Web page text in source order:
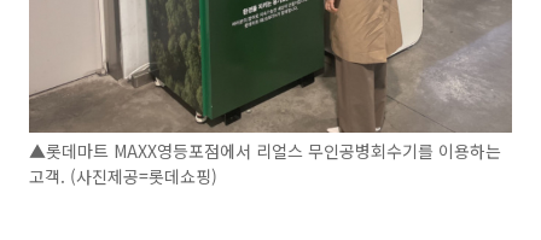
▲롯데마트 MAXX영등포점에서 리얼스 무인공병회수기를 이용하는
고객. (사진제공=롯데쇼핑)